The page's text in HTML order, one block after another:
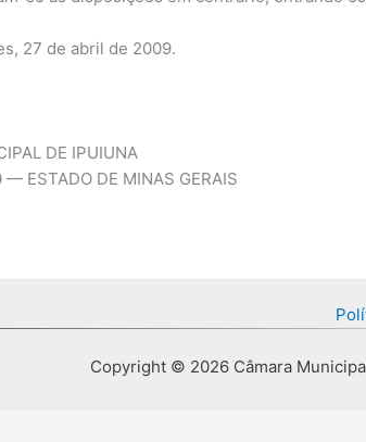
27 de abril de 2009.
DE IPUIUNA
ESTADO DE MINAS GERAIS
Copyright © 2026 Câmara